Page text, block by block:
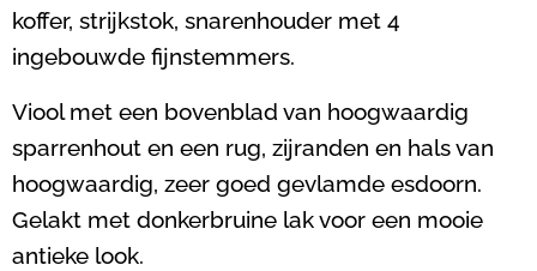
koffer, strijkstok, snarenhouder met 4
ingebouwde fijnstemmers.
Viool met een bovenblad van hoogwaardig
sparrenhout en een rug, zijranden en hals van
hoogwaardig, zeer goed gevlamde esdoorn.
Gelakt met donkerbruine lak voor een mooie
antieke look.